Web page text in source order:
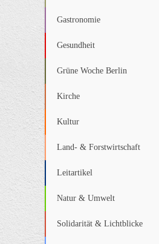
Gastronomie
Gesundheit
Grüne Woche Berlin
Kirche
Kultur
Land- & Forstwirtschaft
Leitartikel
Natur & Umwelt
Solidarität & Lichtblicke